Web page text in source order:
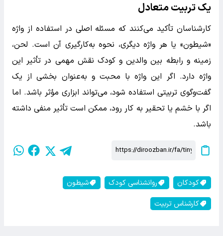
یک تربیت متعادل
کارشناسان تأکید می‌کنند که مسئله اصلی در استفاده از واژه
«شیطون» یا هر واژه دیگری، نحوه به‌کارگیری آن است. لحن،
زمینه و رابطه بین والدین و کودک نقش مهمی در تأثیر این
واژه دارد. اگر این واژه با محبت و به‌عنوان بخشی از یک
گفت‌وگوی تربیتی استفاده شود، می‌تواند ابزاری مؤثر باشد. اما
اگر با خشم یا تحقیر به کار رود، ممکن است تأثیر منفی داشته
باشد.
کودکان روانشناسی کودک
شیطون
کارشناس تربیت